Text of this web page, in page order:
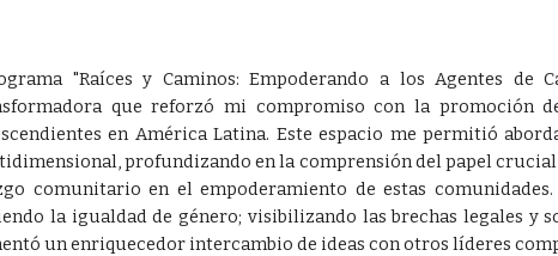
"Raíces y Caminos: Empoderando a los Agentes de
que reforzó mi compromiso con la promoción
en América Latina. Este espacio me permitió
profundizando en la comprensión del papel
comunitario en el empoderamiento de estas
la igualdad de género; visibilizando las brechas legales y
un enriquecedor intercambio de ideas con otros líderes